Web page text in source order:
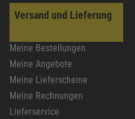
Versand und Lieferung
Meine Bestellungen
Meine Angebote
Meine Lieferscheine
Meine Rechnungen
Lieferservice